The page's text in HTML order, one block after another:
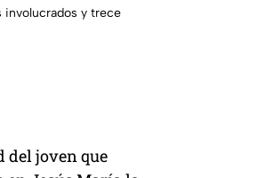
Aguascalientes
involucrados y trece
del joven que